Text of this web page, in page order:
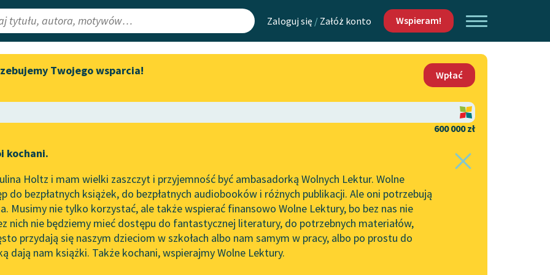
Zaloguj się / Załóż konto Wspieram!
Lektury
redakcyjne
Aktualności
Zapraszamy na spotkanie
literatury skandynawskiej
Wolne Lektury na 32.
Pol’and’Rock Festivalu
„Kochanek Lady Chatterley”
do słuchania na Wolnych
Lekturach
Nowy audiobook – „Marzenie
Mapa Wolnych Lektur
Leśmianator
API
OAI-PMH
Widget Wolnych Lektur
Kontakt
O projekcie
Zasady wykorzystania
Wolnych Lektur
Logotypy
Materiały promocyjne
Twojego wsparcia!
Wpłać
600 000 zł
kochani.
Holtz i mam wielki zaszczyt i przyjemność być ambasadorką Wolnych Lektur. Wolne
do bezpłatnych książek, do bezpłatnych audiobooków i różnych publikacji. Ale oni potrzebują
Musimy nie tylko korzystać, ale także wspierać finansowo Wolne Lektury, bo bez nas nie
nich nie będziemy mieć dostępu do fantastycznej literatury, do potrzebnych materiałów,
przydają się naszym dzieciom w szkołach albo nam samym w pracy, albo po prostu do
dają nam książki. Także kochani, wspierajmy Wolne Lektury.
Karel Čapek ✖ Powieść✖